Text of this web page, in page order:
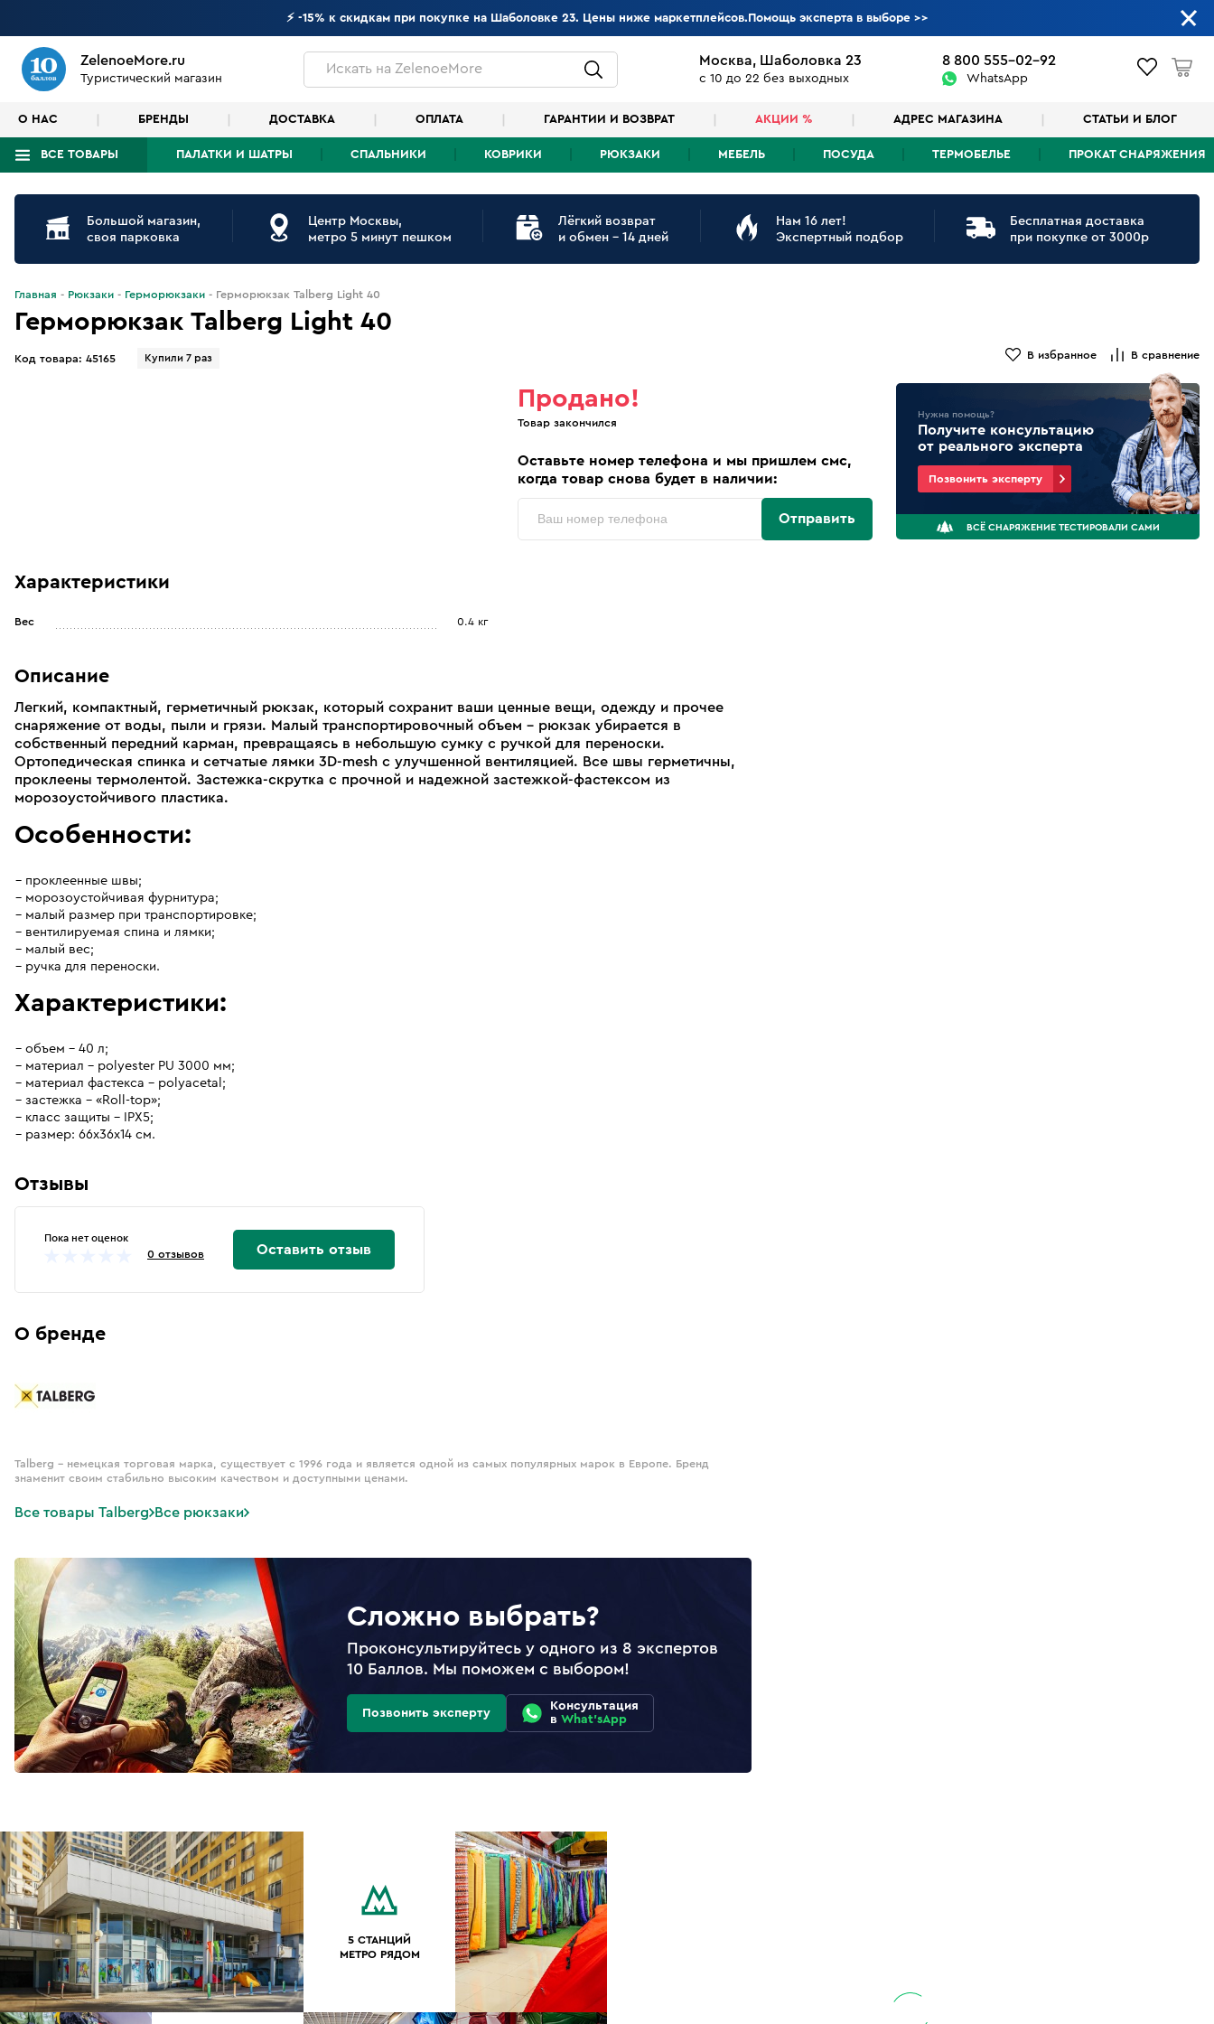
⚡ -15% к скидкам при покупке на Шаболовке 23. Цены ниже маркетплейсов.Помощь эксперта в выборе>>
ZelenoeMore.ru
Туристический магазин
Искатьна ZelenoeMore
Москва, Шаболовка 23
с 10 до 22 без выходных
8 800 555-02-92
WhatsApp
О НАС БРЕНДЫ ДОСТАВКА ОПЛАТА ГАРАНТИИ И ВОЗВРАТ АКЦИИ % АДРЕС МАГАЗИНА СТАТЬИ И БЛОГ
ВСЕ ТОВАРЫ ПАЛАТКИ И ШАТРЫ СПАЛЬНИКИ КОВРИКИ РЮКЗАКИ МЕБЕЛЬ ПОСУДА ТЕРМОБЕЛЬЕ ПРОКАТ СНАРЯЖЕНИЯ
Что будем искать?
Большой магазин,
своя парковка
Центр Москвы,
метро 5 минут пешком
Лёгкий возврат
и обмен - 14 дней
Нам 16 лет!
Экспертный подбор
Бесплатная доставка
при покупке от 3000р
Главная Рюкзаки Герморюкзаки Герморюкзак Talberg Light 40
Герморюкзак Talberg Light 40
Код товара: 45165 Купили 7 раз В избранное В сравнение
Продано!
Товар закончился
Оставьте номер телефона и мы пришлем смс,
когда товар снова будет в наличии:
Отправить
Нужна помощь?
Получите консультацию
от реального эксперта
Позвонить эксперту
ВСЁ СНАРЯЖЕНИЕ ТЕСТИРОВАЛИ САМИ
Характеристики
Вес 0.4 кг
Описание
Легкий, компактный, герметичный рюкзак, который сохранит ваши ценные вещи, одежду и прочее
снаряжение от воды, пыли и грязи. Малый транспортировочный объем – рюкзак убирается в
собственный передний карман, превращаясь в небольшую сумку с ручкой для переноски.
Ортопедическая спинка и сетчатые лямки 3D-mesh с улучшенной вентиляцией. Все швы герметичны,
проклеены термолентой. Застежка-скрутка с прочной и надежной застежкой-фастексом из
морозоустойчивого пластика.
Особенности:
проклеенные швы;
морозоустойчивая фурнитура;
малый размер при транспортировке;
вентилируемая спина и лямки;
малый вес;
ручка для переноски.
Характеристики:
объем – 40 л;
материал – polyester PU 3000 мм;
материал фастекса - polyacetal;
застежка – «Roll-top»;
класс защиты – IPX5;
размер: 66х36х14 см.
Отзывы
Пока нет оценок
0 отзывов Оставить отзыв
О бренде
Talberg – немецкая торговая марка, существует с 1996 года и является одной из самых популярных марок в Европе. Бренд
знаменит своим стабильно высоким качеством и доступными ценами.
Все товары Talberg Все рюкзаки
Сложно выбрать?
Проконсультируйтесь у одного из 8 экспертов
10 Баллов. Мы поможем с выбором!
Позвонить эксперту
Консультация
в What'sApp
5 СТАНЦИЙ
МЕТРО РЯДОМ